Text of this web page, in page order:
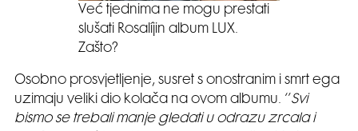
Već tjednima ne mogu prestati
slušati Rosalíjin album LUX.
Zašto?
Osobno prosvjetljenje, susret s onostranim i smrt ega
uzimaju veliki dio kolača na ovom albumu. ‘’Svi
bismo se trebali manje gledati u odrazu zrcala i